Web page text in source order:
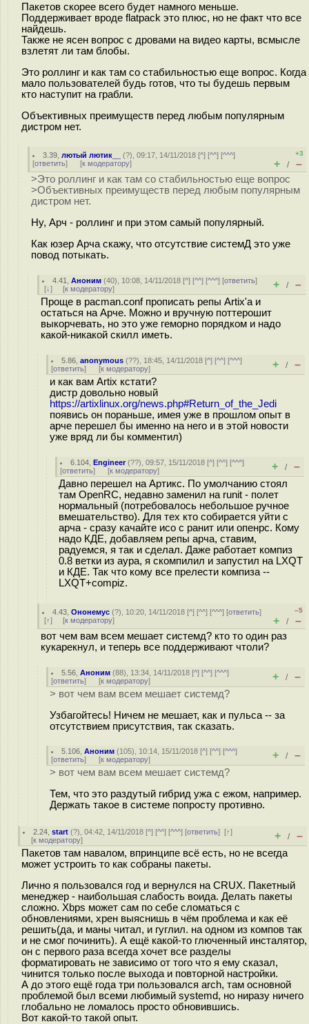
Пакетов скорее всего будет намного меньше.
Поддерживает вроде flatpack это плюс, но не факт что все
найдешь.
Также не ясен вопрос с дровами на видео карты, всмысле
взлетят ли там блобы.
Это роллинг и как там со стабильностью еще вопрос. Когда
мало пользователей будь готов, что ты будешь первым
кто наступит на грабли.
Объективных преимуществ перед любым популярным
дистром нет.
3.39 ,лютый лютик__ (?), 09:17, 14/11/2018 [^] [^^] [^^^]
[ответить] [к модератору]
+3
+ / –
>Это роллинг и как там со стабильностью еще вопрос
>Объективных преимуществ перед любым популярным
дистром нет.
Ну, Арч - роллинг и при этом самый популярный.
Как юзер Арча скажу, что отсутствие системД это уже
повод потыкать.
4.41 ,Аноним (40), 10:08, 14/11/2018 [^] [^^] [^^^] [ответить]
[↓] [к модератору] + / –
Проще в pacman.conf прописать репы Artix'а и
остаться на Арче. Можно и вручную поттерошит
выкорчевать, но это уже геморно порядком и надо
какой-никакой скилл иметь.
5.86 ,anonymous (??), 18:45, 14/11/2018 [^] [^^] [^^^]
[ответить] [к модератору] + / –
и как вам Artix кстати?
дистр довольно новый
https://artixlinux.org/news.php#Return_of_the_Jedi
появись он пораньше, имея уже в прошлом опыт в
арче перешел бы именно на него и в этой новости
уже вряд ли бы комментил)
6.104 ,Engineer(??), 09:57, 15/11/2018 [^] [^^] [^^^]
[ответить] [к модератору] + / –
Давно перешел на Артикс. По умолчанию стоял
там OpenRC, недавно заменил на runit - полет
нормальный (потребовалось небольшое ручное
вмешательство). Для тех кто собирается уйти с
арча - сразу качайте исо с ранит или опенрс. Кому
надо КДЕ, добавляем репы арча, ставим,
радуемся, я так и сделал. Даже работает компиз
0.8 ветки из аура, я скомпилил и запустил на LXQT
и КДЕ. Так что кому все прелести компиза --
LXQT+compiz.
4.43 ,Ононемус (?), 10:20, 14/11/2018 [^] [^^] [^^^] [ответить]
[↑] [к модератору]
–5
+ / –
вот чем вам всем мешает системд? кто то один раз
кукарекнул, и теперь все поддерживают чтоли?
5.56 ,Аноним (88), 13:34, 14/11/2018 [^] [^^] [^^^]
[ответить] [к модератору] + / –
> вот чем вам всем мешает системд?
Узбагойтесь! Ничем не мешает, как и пульса -- за
отсутствием присутствия, так сказать.
5.106 ,Аноним (105), 10:14, 15/11/2018 [^] [^^] [^^^]
[ответить] [к модератору] + / –
> вот чем вам всем мешает системд?
Тем, что это раздутый гибрид ужа с ежом, например.
Держать такое в системе попросту противно.
2.24 ,start (?), 04:42, 14/11/2018 [^] [^^] [^^^] [ответить][↑]
[к модератору] + / –
Пакетов там навалом, впринципе всё есть, но не всегда
может устроить то как собраны пакеты.
Лично я пользовался год и вернулся на CRUX. Пакетный
менеджер - наибольшая слабость воида. Делать пакеты
сложно. Xbps может сам по себе сломаться с
обновлениями, хрен выяснишь в чём проблема и как её
решить(да, и маны читал, и гуглил. на одном из компов так
и не смог починить). А ещё какой-то глюченный инсталятор,
он с первого раза всегда хочет все разделы
форматировать не зависимо от того что я ему сказал,
чинится только после выхода и повторной настройки.
А до этого ещё года три пользовался arch, там основной
проблемой был всеми любимый systemd, но ниразу ничего
глобально не ломалось просто обновившись.
Вот какой-то такой опыт.